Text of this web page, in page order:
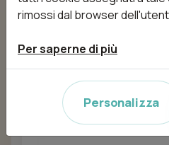
rimossi dal browser
Per saperne di più
Personalizza